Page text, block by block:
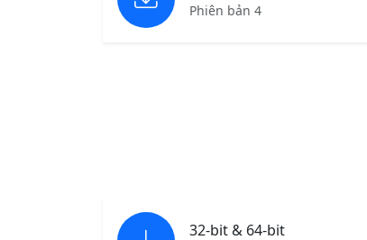
Phiên bản 4
32-bit & 64-bit